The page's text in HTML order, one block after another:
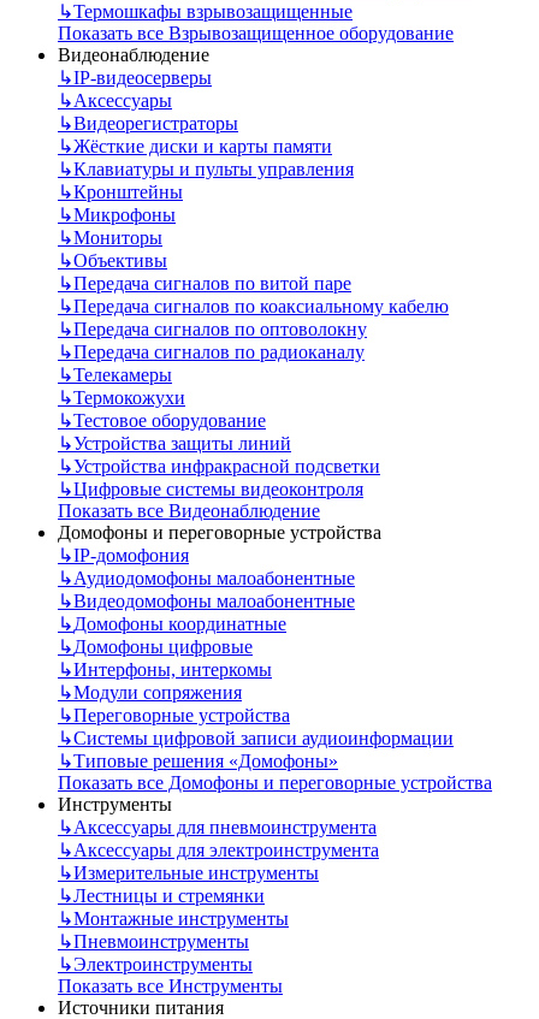
↳Термошкафы взрывозащищенные
Показать все Взрывозащищенное оборудование
Видеонаблюдение
↳IP-видеосерверы
↳Аксессуары
↳Видеорегистраторы
↳Жёсткие диски и карты памяти
↳Клавиатуры и пульты управления
↳Кронштейны
↳Микрофоны
↳Мониторы
↳Объективы
↳Передача сигналов по витой паре
↳Передача сигналов по коаксиальному кабелю
↳Передача сигналов по оптоволокну
↳Передача сигналов по радиоканалу
↳Телекамеры
↳Термокожухи
↳Тестовое оборудование
↳Устройства защиты линий
↳Устройства инфракрасной подсветки
↳Цифровые системы видеоконтроля
Показать все Видеонаблюдение
Домофоны и переговорные устройства
↳IP-домофония
↳Аудиодомофоны малоабонентные
↳Видеодомофоны малоабонентные
↳Домофоны координатные
↳Домофоны цифровые
↳Интерфоны, интеркомы
↳Модули сопряжения
↳Переговорные устройства
↳Системы цифровой записи аудиоинформации
↳Типовые решения «Домофоны»
Показать все Домофоны и переговорные устройства
Инструменты
↳Аксессуары для пневмоинструмента
↳Аксессуары для электроинструмента
↳Измерительные инструменты
↳Лестницы и стремянки
↳Монтажные инструменты
↳Пневмоинструменты
↳Электроинструменты
Показать все Инструменты
Источники питания